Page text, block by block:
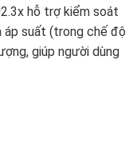
hỗ trợ kiểm soát
áp suất (trong chế độ
giúp người dùng